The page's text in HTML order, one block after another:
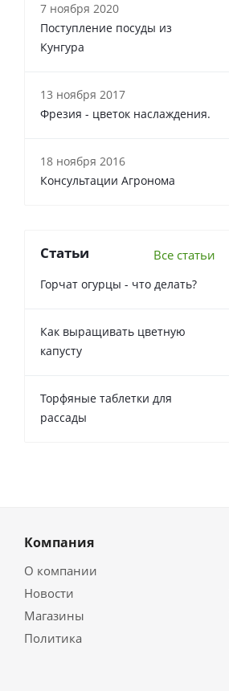
7 ноября 2020
Поступление посуды из
Кунгура
13 ноября 2017
Фрезия - цветок наслаждения.
18 ноября 2016
Консультации Агронома
Статьи Все статьи
Горчат огурцы - что делать?
Как выращивать цветную
капусту
Торфяные таблетки для
рассады
Компания
О компании
Новости
Магазины
Политика